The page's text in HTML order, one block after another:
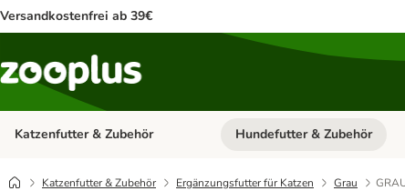
Versandkostenfrei ab 39€
Katzenfutter & Zubehör Kategorie-Menü öffnen:
Hundefutter & Zubehör
Katzenfutter & Zubehör Ergänzungsfutter für Katzen Grau